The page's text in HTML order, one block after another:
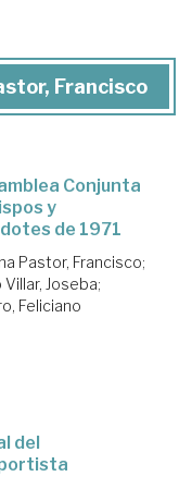
Francisco
Conjunta
y
de 1971
Pastor, Francisco;
Villar, Joseba;
Feliciano
del